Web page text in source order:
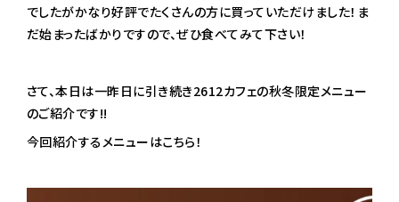
でしたがかなり好評でたくさんの方に買っていただけました！ま
だ始まったばかりですので、ぜひ食べてみて下さい！
さて、本日は一昨日に引き続き2612カフェの秋冬限定メニュー
のご紹介です!!
今回紹介するメニューはこちら！